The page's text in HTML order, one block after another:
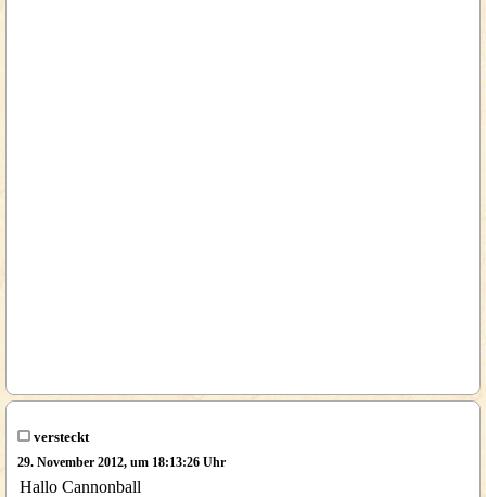
versteckt
29. November 2012, um 18:13:26 Uhr
Hallo Cannonball